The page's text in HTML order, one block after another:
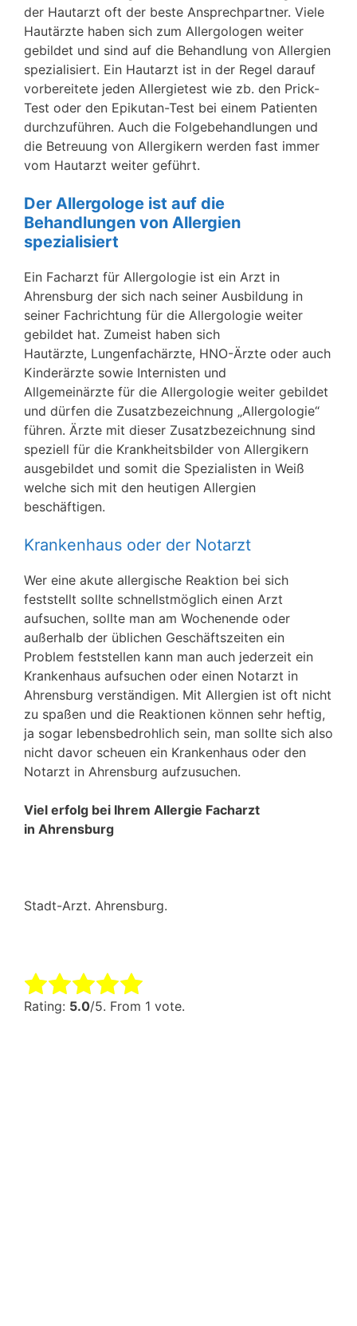
der Hautarzt oft der beste Ansprechpartner. Viele
Hautärzte haben sich zum Allergologen weiter
gebildet und sind auf die Behandlung von Allergien
spezialisiert. Ein Hautarzt ist in der Regel darauf
vorbereitete jeden Allergietest wie zb. den Prick-
Test oder den Epikutan-Test bei einem Patienten
durchzuführen. Auch die Folgebehandlungen und
die Betreuung von Allergikern werden fast immer
vom Hautarzt weiter geführt.
Der Allergologe ist auf die
Behandlungen von Allergien
spezialisiert
Ein Facharzt für Allergologie ist ein Arzt in
Ahrensburg der sich nach seiner Ausbildung in
seiner Fachrichtung für die Allergologie weiter
gebildet hat. Zumeist haben sich
Hautärzte, Lungenfachärzte, HNO-Ärzte oder auch
Kinderärzte sowie Internisten und
Allgemeinärzte für die Allergologie weiter gebildet
und dürfen die Zusatzbezeichnung „Allergologie“
führen. Ärzte mit dieser Zusatzbezeichnung sind
speziell für die Krankheitsbilder von Allergikern
ausgebildet und somit die Spezialisten in Weiß
welche sich mit den heutigen Allergien
beschäftigen.
Krankenhaus oder der Notarzt
Wer eine akute allergische Reaktion bei sich
feststellt sollte schnellstmöglich einen Arzt
aufsuchen, sollte man am Wochenende oder
außerhalb der üblichen Geschäftszeiten ein
Problem feststellen kann man auch jederzeit ein
Krankenhaus aufsuchen oder einen Notarzt in
Ahrensburg verständigen. Mit Allergien ist oft nicht
zu spaßen und die Reaktionen können sehr heftig,
ja sogar lebensbedrohlich sein, man sollte sich also
nicht davor scheuen ein Krankenhaus oder den
Notarzt in Ahrensburg aufzusuchen.
Viel erfolg bei Ihrem Allergie Facharzt
in Ahrensburg
Stadt-Arzt. Ahrensburg.
Rate this item:
Rating: 5.0/5. From 1 vote.